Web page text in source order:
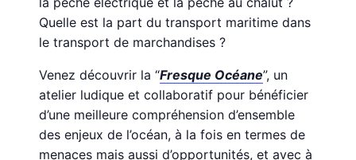
Quelle est la part du transport maritime dans
le transport de marchandises ?
Venez découvrir la “Fresque Océane”, un
atelier ludique et collaboratif pour bénéficier
d’une meilleure compréhension d’ensemble
des enjeux de l’océan, à la fois en termes de
menaces mais aussi d’opportunités, et avec à